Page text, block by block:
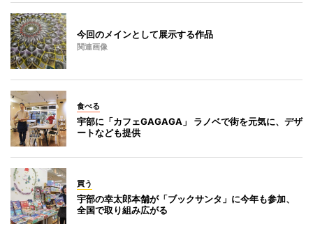
今回のメインとして展示する作品
関連画像
食べる
宇部に「カフェGAGAGA」 ラノベで街を元気に、デザ
ートなども提供
買う
宇部の幸太郎本舗が「ブックサンタ」に今年も参加、
全国で取り組み広がる